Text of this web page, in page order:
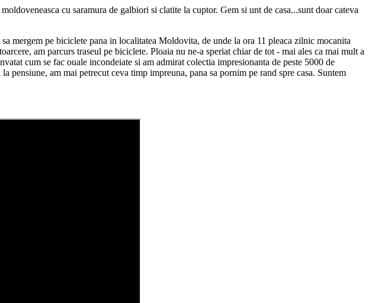
cu saramura de galbiori si clatite la cuptor. Gem si unt de casa...sunt doar cateva
mergem pe biciclete pana in localitatea Moldovita, de unde la ora 11 pleaca zilnic mocanita
am parcurs traseul pe biciclete. Ploaia nu ne-a speriat chiar de tot - mai ales ca mai mult a
cum se fac ouale incondeiate si am admirat colectia impresionanta de peste 5000 de
pensiune, am mai petrecut ceva timp impreuna, pana sa pornim pe rand spre casa. Suntem